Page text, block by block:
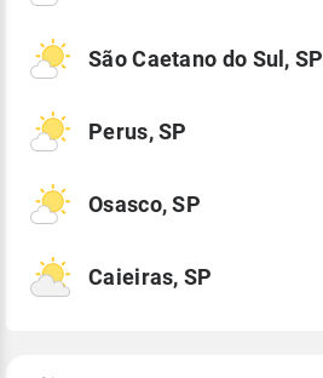
São Caetano do Sul, SP
Perus, SP
Osasco, SP
Caieiras, SP